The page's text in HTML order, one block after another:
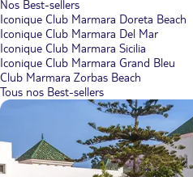
Nos Best-sellers
Iconique Club Marmara Doreta Beach
Iconique Club Marmara Del Mar
Iconique Club Marmara Sicilia
Iconique Club Marmara Grand Bleu
Club Marmara Zorbas Beach
Tous nos Best-sellers